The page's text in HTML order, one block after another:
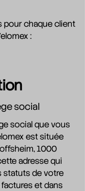
pour chaque client
:
social
social que vous
est située
1000
adresse qui
statuts de votre
et dans